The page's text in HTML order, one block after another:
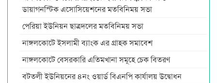
ডায়াগনস্টিক এসোসিয়েশনের মতবিনিময় সভা
পেরিয়া ইউনিয়ন ছাত্রদলের মতবিনিময় সভা
নাঙ্গলকোটে ইসলামী ব্যাংক এর গ্রাহক সমাবেশ
নাঙ্গলকোটে বেসরকারি এতিমখানা সমূহে চেক বিতরণ
বটতলী ইউনিয়নের ৪নং ওয়ার্ড বিএনপি কার্যালয় উদ্বোধন